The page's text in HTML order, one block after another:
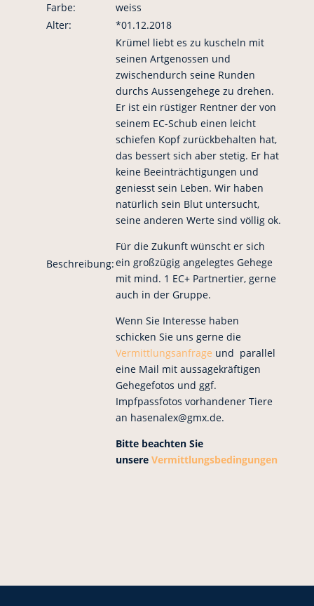
Farbe:
weiss
Alter:
*01.12.2018
Beschreibung:
Krümel liebt es zu kuscheln mit
seinen Artgenossen und
zwischendurch seine Runden
durchs Aussengehege zu drehen.
Er ist ein rüstiger Rentner der von
seinem EC-Schub einen leicht
schiefen Kopf zurückbehalten hat,
das bessert sich aber stetig. Er hat
keine Beeinträchtigungen und
geniesst sein Leben. Wir haben
natürlich sein Blut untersucht,
seine anderen Werte sind völlig ok.
Für die Zukunft wünscht er sich
ein großzügig angelegtes Gehege
mit mind. 1 EC+ Partnertier, gerne
auch in der Gruppe.
Wenn Sie Interesse haben
schicken Sie uns gerne die
Vermittlungsanfrage und parallel
eine Mail mit aussagekräftigen
Gehegefotos und ggf.
Impfpassfotos vorhandener Tiere
an hasenalex@gmx.de.
Bitte beachten Sie
unsere Vermittlungsbedingungen